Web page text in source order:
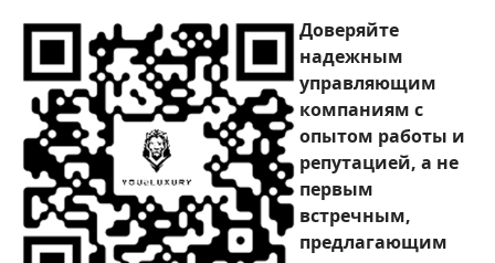
Доверяйте
надежным
управляющим
компаниям с
опытом работы и
репутацией, а не
первым
встречным,
предлагающим